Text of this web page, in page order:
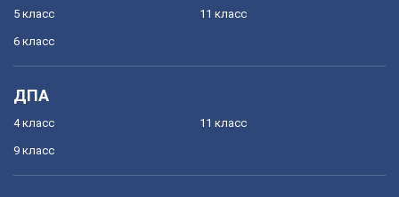
5 класс
6 класс
11 класс
ДПА
4 класс
9 класс
11 класс